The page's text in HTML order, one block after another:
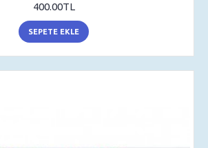
400.00TL
SEPETE EKLE